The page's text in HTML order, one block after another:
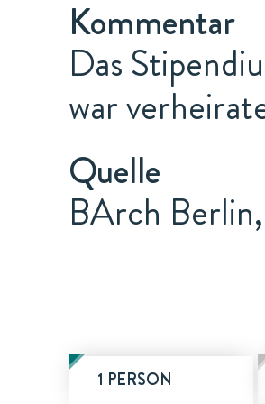
Kommentar
Das
war
Quelle
BArch
1 PERSON